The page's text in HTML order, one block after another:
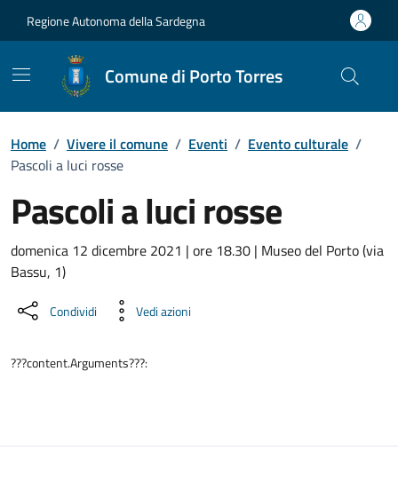
Regione Autonoma della Sardegna
Comune di Porto Torres
Home / Vivere il comune / Eventi / Evento culturale /
Pascoli a luci rosse
Pascoli a luci rosse
Dettaglio dell'evento
domenica 12 dicembre 2021 | ore 18.30 | Museo del Porto (via
Bassu, 1)
Condividi Vedi azioni
???content.Arguments???: